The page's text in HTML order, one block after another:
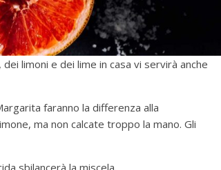
limoni e dei lime in casa vi servirà anche
faranno la differenza alla
ma non calcate troppo la mano. Gli